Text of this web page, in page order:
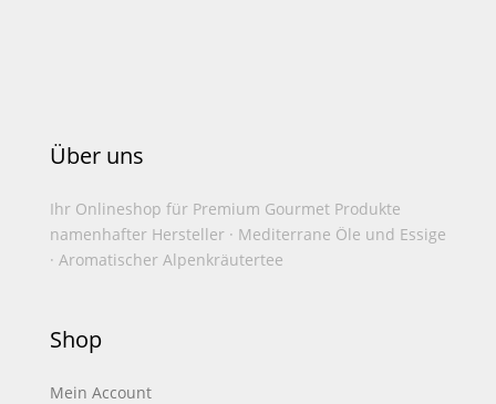
Über uns
Ihr Onlineshop für Premium Gourmet Produkte
namenhafter Hersteller · Mediterrane Öle und Essige
· Aromatischer Alpenkräutertee
Shop
Mein Account